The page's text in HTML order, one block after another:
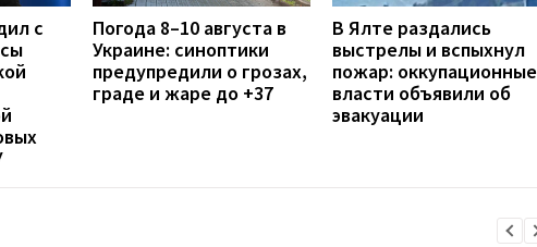
с
Погода 8–10 августа в
Украине: синоптики
предупредили о грозах,
граде и жаре до +37
В Ялте раздались
выстрелы и вспыхнул
пожар: оккупационные
власти объявили об
эвакуации